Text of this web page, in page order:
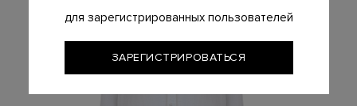
для зарегистрированных пользователей
ЗАРЕГИСТРИРОВАТЬСЯ